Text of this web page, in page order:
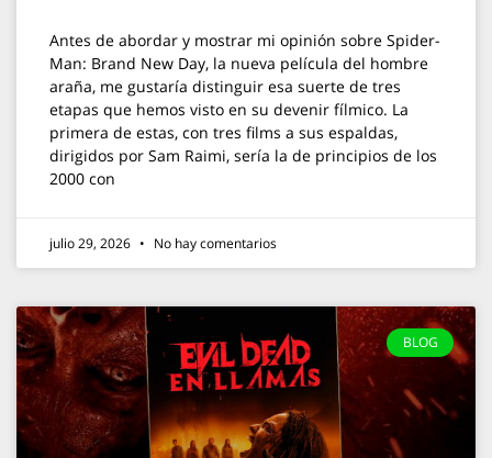
Antes de abordar y mostrar mi opinión sobre Spider-
Man: Brand New Day, la nueva película del hombre
araña, me gustaría distinguir esa suerte de tres
etapas que hemos visto en su devenir fílmico. La
primera de estas, con tres films a sus espaldas,
dirigidos por Sam Raimi, sería la de principios de los
2000 con
julio 29, 2026 No hay comentarios
BLOG